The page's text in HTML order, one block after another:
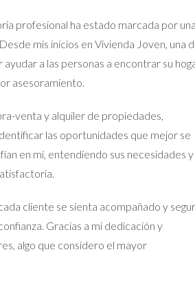
energético. Publicó su vivienda sin este
en el mercado, decidió finalmente
para atraer a compradores
recomendaciones del técnico, Javier
le aconsejó realizar algunas
a modelos más eficientes. Cuando
en la venta de tu propiedad.
profesional ha estado marcada por una
mis inicios en Vivienda Joven, una
a las personas a encontrar su
asesoramiento.
venta y alquiler de propiedades,
las oportunidades que mejor se
en mí, entendiendo sus necesidades y
cliente se sienta acompañado y
Gracias a mi dedicación y
algo que considero el mayor